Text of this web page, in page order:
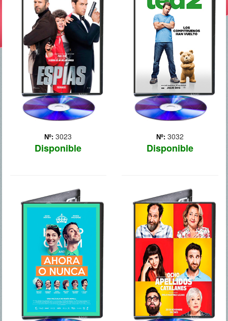
Nº: 3023
Disponible
Susan Cooper (Melissa
McCarthy) es una modesta
y sedentaria analista de la
CIA y la heroína olvidada
de las misiones más
peligrosas de la agencia.
Pero cuando su
compañero (Jude Law)
desapar... Más
Nº: 3032
Disponible
Recién casados, Ted y
Tami-Lynn quieren tener un
bebé. Pero antes de ser
padre, Ted tendrá que
demostrar ante un tribunal
de justicia que es una
persona. Secuela de la
exitosa `Ted` (2012).
AHORA O
NUNCA
Eva y Alex son una pareja
que, tras años de noviazgo,
decide casarse en el lugar
en el que se enamoraron:
un pequeño pueblecito de
la campiña inglesa. Los
problemas de la boda
comienzan cuan... Más
OCHO
APELLIDOS
CATALANES
Las alarmas de Koldo
(Karra Elejalde) se
encienden cuando se
entera de que su hija
Amaia (Clara Lago), tras
romper con Rafa (Dani
Rovira), se ha enamorado
de un catalán (Berto
Romero). Decid... Más